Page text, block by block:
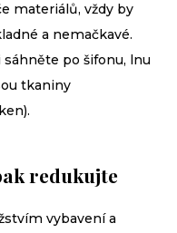
materiálů, vždy by
a nemačkavé.
po šifonu, lnu
tkaniny
redukujte
vybavení a